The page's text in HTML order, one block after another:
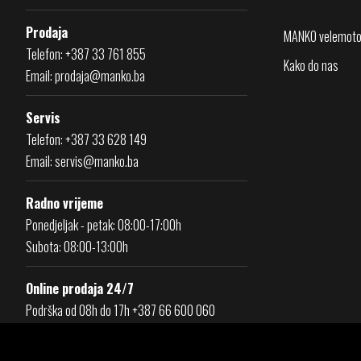
Prodaja
Telefon: +387 33 761 855
Email:prodaja@manko.ba
Servis
Telefon: +387 33 628 149
Email:servis@manko.ba
Radno vrijeme
Ponedjeljak - petak: 08:00-17:00h
Subota: 08:00-13:00h
Online prodaja 24/7
Podrška od 08h do 17h +387 66 600 060
MANKO
Kako do nas